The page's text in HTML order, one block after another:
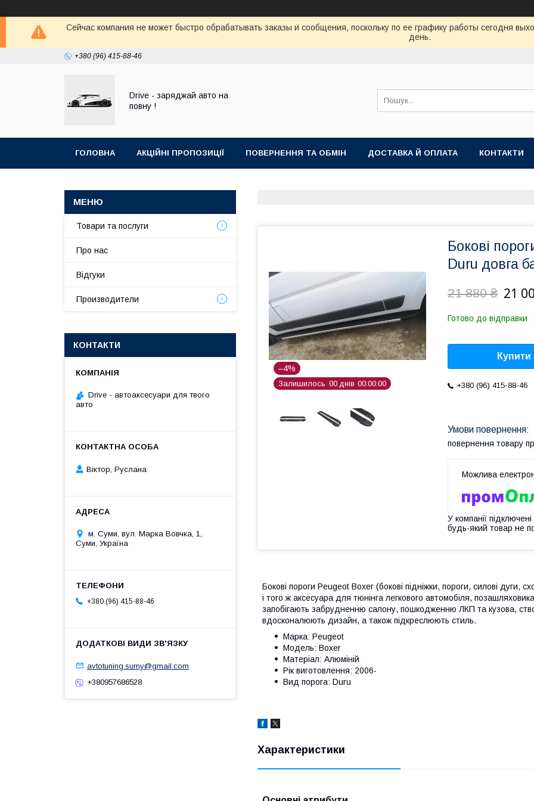
Сейчас компания не может быстро обрабатывать заказы и сообщения, поскольку по ее графику работы сегодня
день.
+380 (96) 415-88-46
Drive - заряджай авто на
повну !
ГОЛОВНА АКЦІЙНІ ПРОПОЗИЦІЇ ПОВЕРНЕННЯ ТА ОБМІН ДОСТАВКА Й ОПЛАТА КОНТАКТИ
–4%
Залишилось 00 днів 00 00 00
Бокові
Duru довга
21 880 ₴ 21
Готово до відправки
Купити
+380 (96) 415-88-46
повернення товару
У компанії
будь-який товар не
Бокові пороги Peugeot Boxer (бокові підніжки, пороги, силові
і того ж аксесуара для тюнінга легкового автомобіля,
запобігають забрудненню салону, пошкодженню ЛКП та кузова,
вдосконалюють дизайн, а також підкреслюють стиль.
Марка: Peugeot
Модель: Boxer
Матеріал: Алюміній
Рік виготовлення: 2006-
Вид порога: Duru
Характеристики
Товари та послуги
Про нас
Відгуки
Производители
КОНТАКТИ
Drive - автоаксесуари для твого
авто
Віктор, Руслана
м. Суми, вул. Марка Вовчка, 1,
Суми, Україна
+380 (96) 415-88-46
avtotuning.sumy@gmail.com
+380957686528